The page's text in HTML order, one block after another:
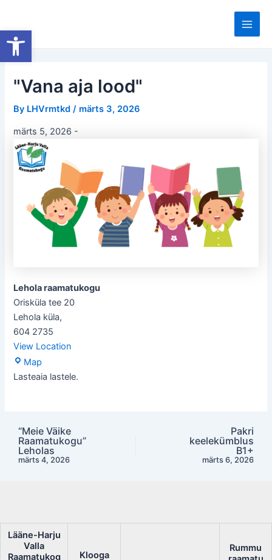
Open toolbar
content
Main
"Vana aja lood"
By LHVrmtkd/ märts 3, 2026
märts 5, 2026 -
Lehola raamatukogu
Orisküla tee 20
Lehola küla,
604 2735
View Location
Map
raamatukogu
Lasteaia lastele.
Post
navigation
“Meie Väike
Raamatukogu”
Leholas
märts 4, 2026
Pakri
keelekümblus
B1+
märts 6, 2026
Lääne-Harju
Valla
Raamatukog
Klooga
Rummu